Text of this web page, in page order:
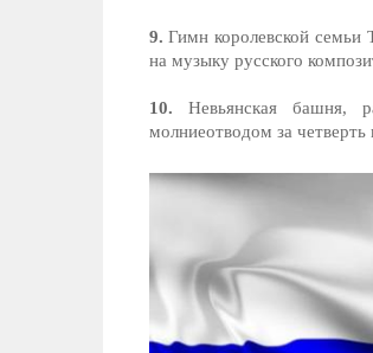
9. Гимн королевской
на музыку русского
10. Невьянская башня,
молниеотводом за